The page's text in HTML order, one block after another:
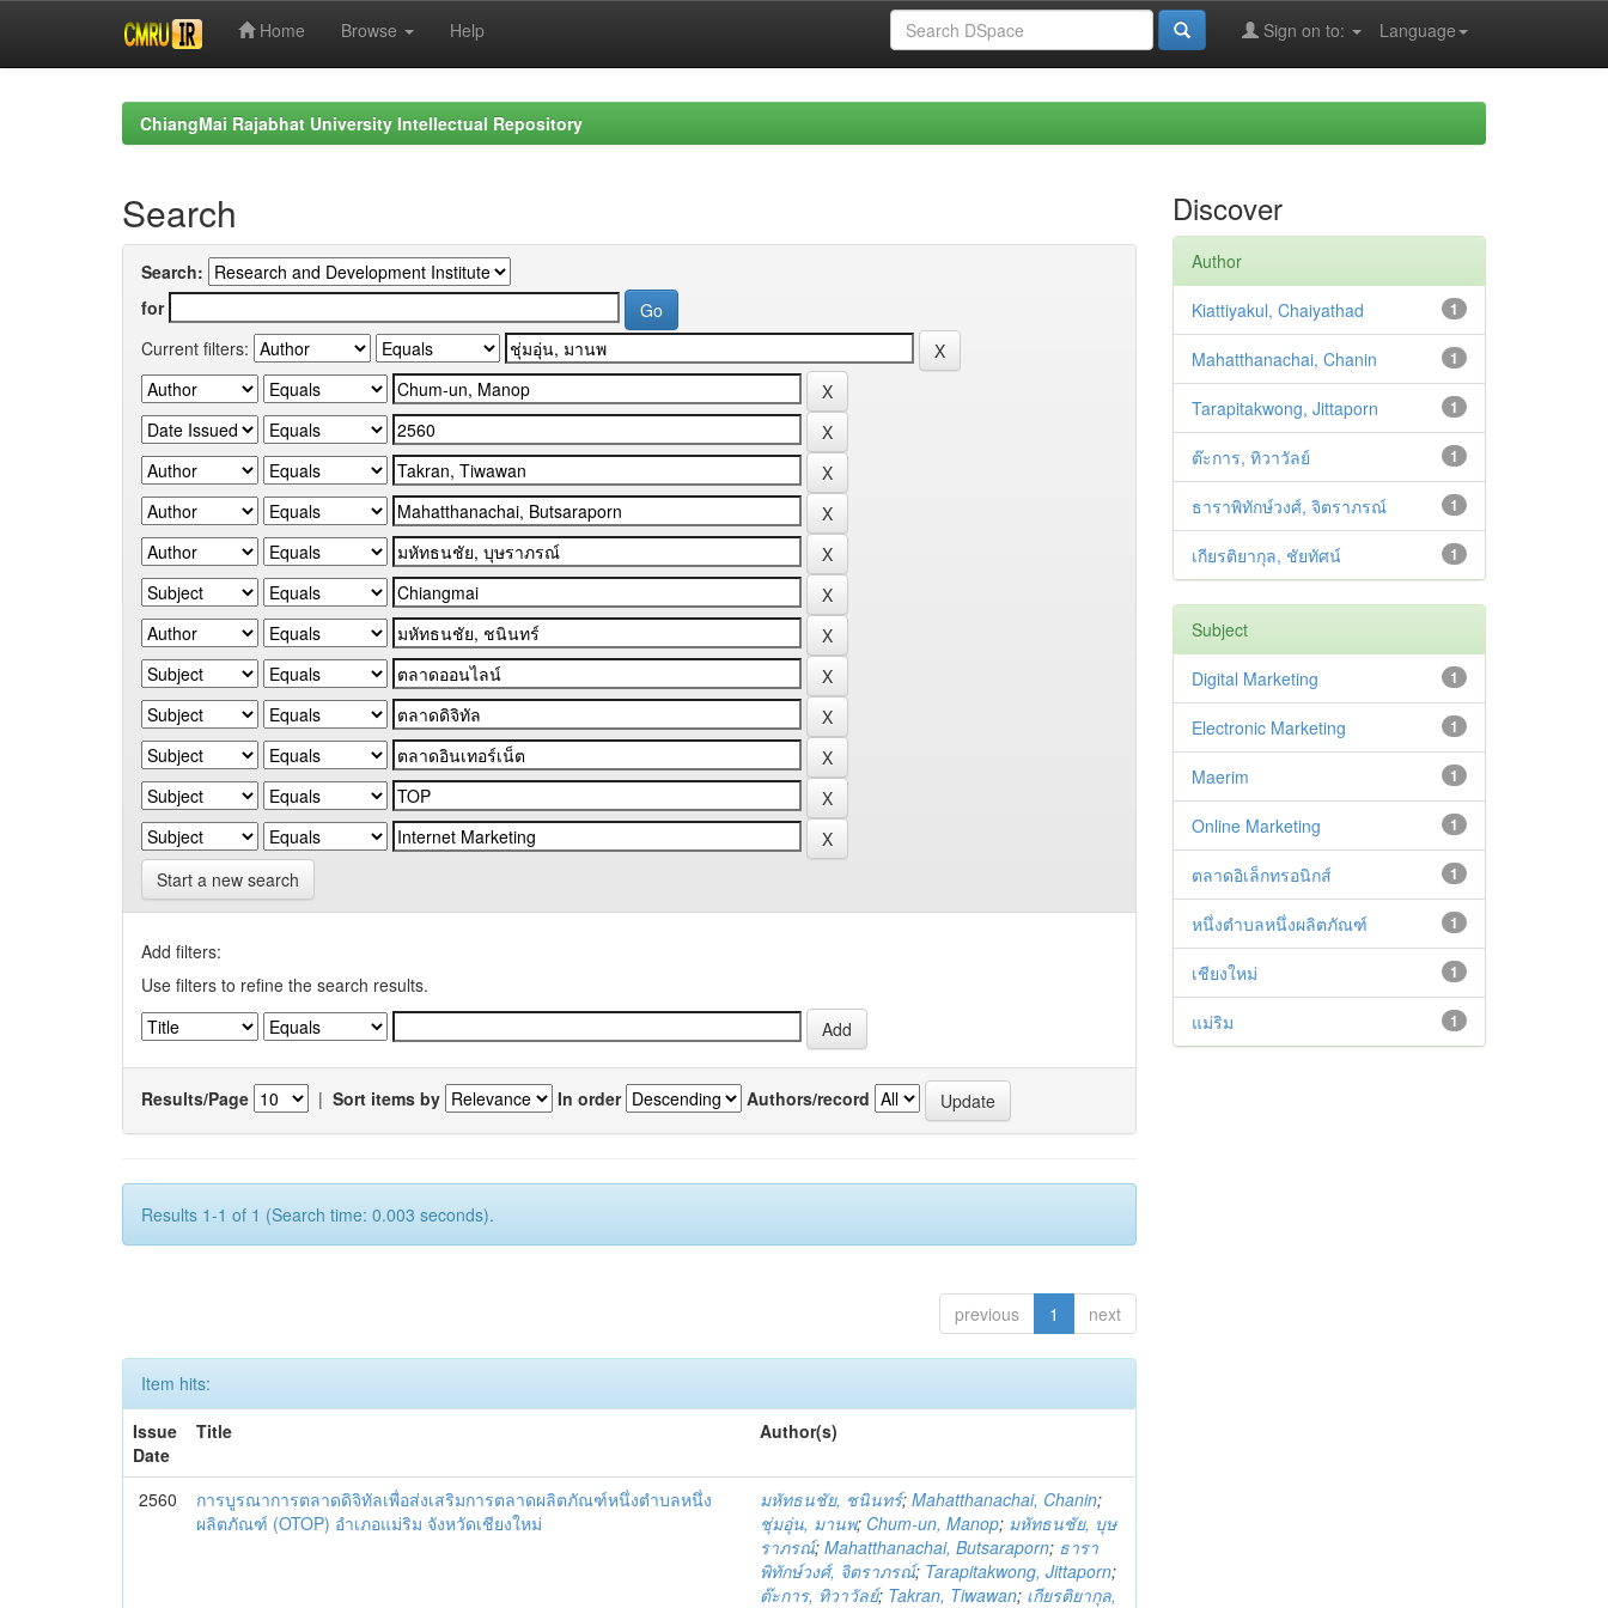
Home Browse Help Language
Sign on to:
ChiangMai Rajabhat University Intellectual Repository
Search
Search:
for
Current filters:
Start a new search
Add filters:
Use filters to refine the search results.
Results/Page | Sort items by In order Authors/record
Results 1-1 of 1 (Search time: 0.003 seconds).
previous 1 next
Item hits:
Issue
Date
Title Author(s)
2560
การบูรณาการตลาดดิจิทัลเพื่อส่งเสริมการตลาดผลิตภัณฑ์หนึ่งตำบลหนึ่ง
ผลิตภัณฑ์ (OTOP) อำเภอแม่ริม จังหวัดเชียงใหม่
มหัทธนชัย, ชนินทร์;Mahatthanachai, Chanin;
ชุ่มอุ่น, มานพ; Chum-un, Manop; มหัทธนชัย, บุษ
ราภรณ์;Mahatthanachai, Butsaraporn; ธารา
พิทักษ์วงศ์, จิตราภรณ์; Tarapitakwong, Jittaporn;
ต๊ะการ, ทิวาวัลย์; Takran, Tiwawan; เกียรติยากุล,
Discover
Author
1
Kiattiyakul, Chaiyathad
1
Mahatthanachai, Chanin
1
Tarapitakwong, Jittaporn
1
ต๊ะการ, ทิวาวัลย์
1
ธาราพิทักษ์วงศ์, จิตราภรณ์
1
เกียรติยากุล, ชัยทัศน์
Subject
1
Digital Marketing
1
Electronic Marketing
1
Maerim
1
Online Marketing
1
ตลาดอิเล็กทรอนิกส์
1
หนึ่งตำบลหนึ่งผลิตภัณฑ์
1
เชียงใหม่
1
แม่ริม